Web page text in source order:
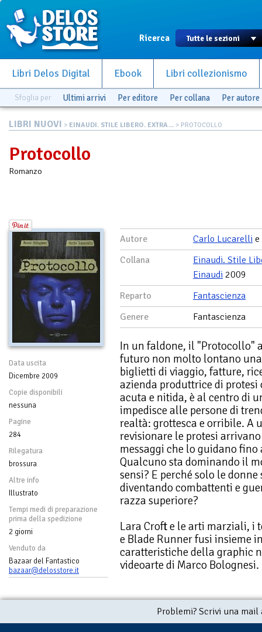
Ricerca
Libri Delos Digital Ebook Libri collezionismo
Sfoglia per Ultimi arrivi Per editore Per collana Per autore
LIBRI NUOVI > EINAUDI. STILE LIBERO. EXTRA... > PROTOCOLLO
Protocollo
Romanzo
Data uscita
Dicembre 2009
Copie disponibili
nessuna
Pagine
284
Rilegatura
brossura
Altre info
Illustrato
Tempi medi di preparazione
prima della spedizione
2 giorni
Venduto da
Bazaar del Fantastico
bazaar@delosstore.it
Autore Carlo Lucarelli e
Collana
Einaudi. Stile
Einaudi 2009
Reparto
Fantascienza
Genere
Fantascienza
In un faldone, il "Protocollo"
futuro non molto lontano
biglietti di viaggio, fatture,
azienda produttrice di
acuta e nitida, è al centro di
impedisce alle persone di
realtà: grottesca e orribile. A
revisionare le protesi
messaggi che lo guidano
Qualcuno sta dominando il
sensi? E perché solo le
diventando combattenti e
razza superiore?
Lara Croft e le arti marziali, i
e Blade Runner fusi insieme
caratteristiche della graphic
videoarte di Marco Bolognesi.
Problemi? Scrivi una